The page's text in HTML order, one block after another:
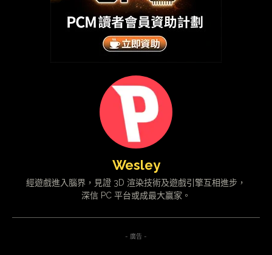
Wesley
經遊戲進入腦界，見證 3D 渲染技術及遊戲引擎互相進步，
深信 PC 平台或成最大贏家。
- 廣告 -